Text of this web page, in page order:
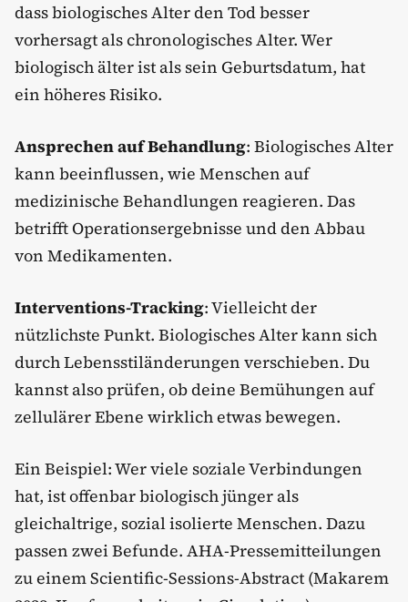
dass biologisches Alter den Tod besser
vorhersagt als chronologisches Alter. Wer
biologisch älter ist als sein Geburtsdatum, hat
ein höheres Risiko.
Ansprechen auf Behandlung: Biologisches Alter
kann beeinflussen, wie Menschen auf
medizinische Behandlungen reagieren. Das
betrifft Operationsergebnisse und den Abbau
von Medikamenten.
Interventions-Tracking: Vielleicht der
nützlichste Punkt. Biologisches Alter kann sich
durch Lebensstiländerungen verschieben. Du
kannst also prüfen, ob deine Bemühungen auf
zellulärer Ebene wirklich etwas bewegen.
Ein Beispiel: Wer viele soziale Verbindungen
hat, ist offenbar biologisch jünger als
gleichaltrige, sozial isolierte Menschen. Dazu
passen zwei Befunde. AHA-Pressemitteilungen
zu einem Scientific-Sessions-Abstract (Makarem